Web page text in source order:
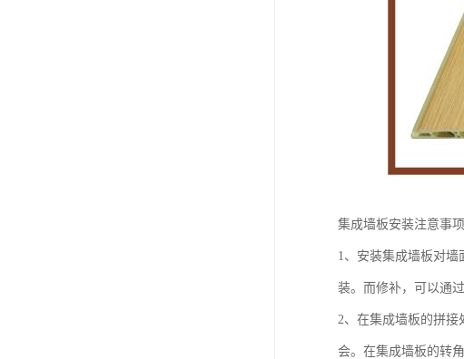
集成墙板安装注意事项
1、安装集成墙板对
装。而修补，可以通
2、在集成墙板的拼接
会。在集成墙板的转